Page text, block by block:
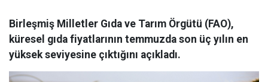
Birleşmiş Milletler Gıda ve Tarım Örgütü (FAO),
küresel gıda fiyatlarının temmuzda son üç yılın en
yüksek seviyesine çıktığını açıkladı.